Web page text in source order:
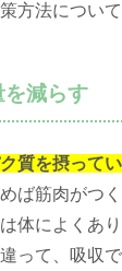
方法につい
を減らす
質を摂って
ば筋肉がつ
体によくあり
って、吸収